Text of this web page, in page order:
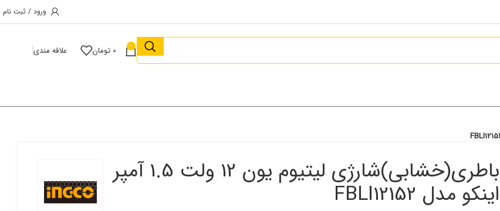
ورود / ثبت نام
0
0 تومان علاقه مندی
باطری(خشابی)شارژی لیتیوم یون 12 ولت 1.5 آمپر
اینکو مدل FBLI12152